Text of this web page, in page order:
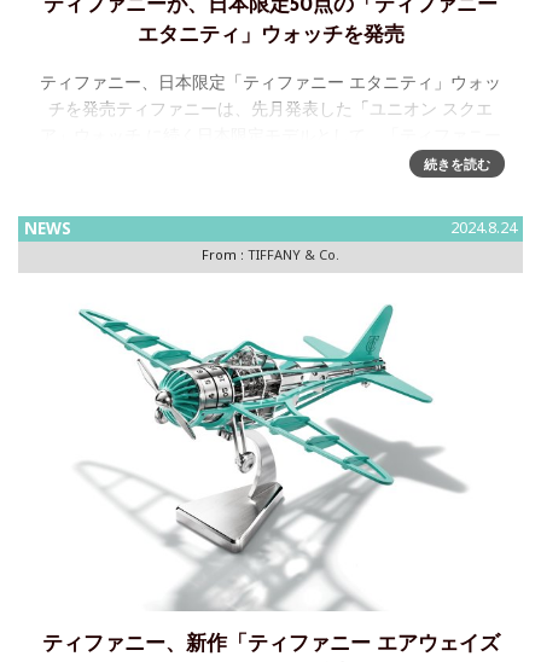
ティファニーが、日本限定50点の「ティファニー
エタニティ」ウォッチを発売
ティファニー、日本限定「ティファニー エタニティ」ウォッ
チを発売ティファニーは、先月発表した「ユニオン スクエ
エタニティ」ウォッチコレクションより50点限定の新作ウォ
続きを読む
NEWS 2024.8.24
From : TIFFANY & Co.
ティファニー、新作「ティファニー エアウェイズ